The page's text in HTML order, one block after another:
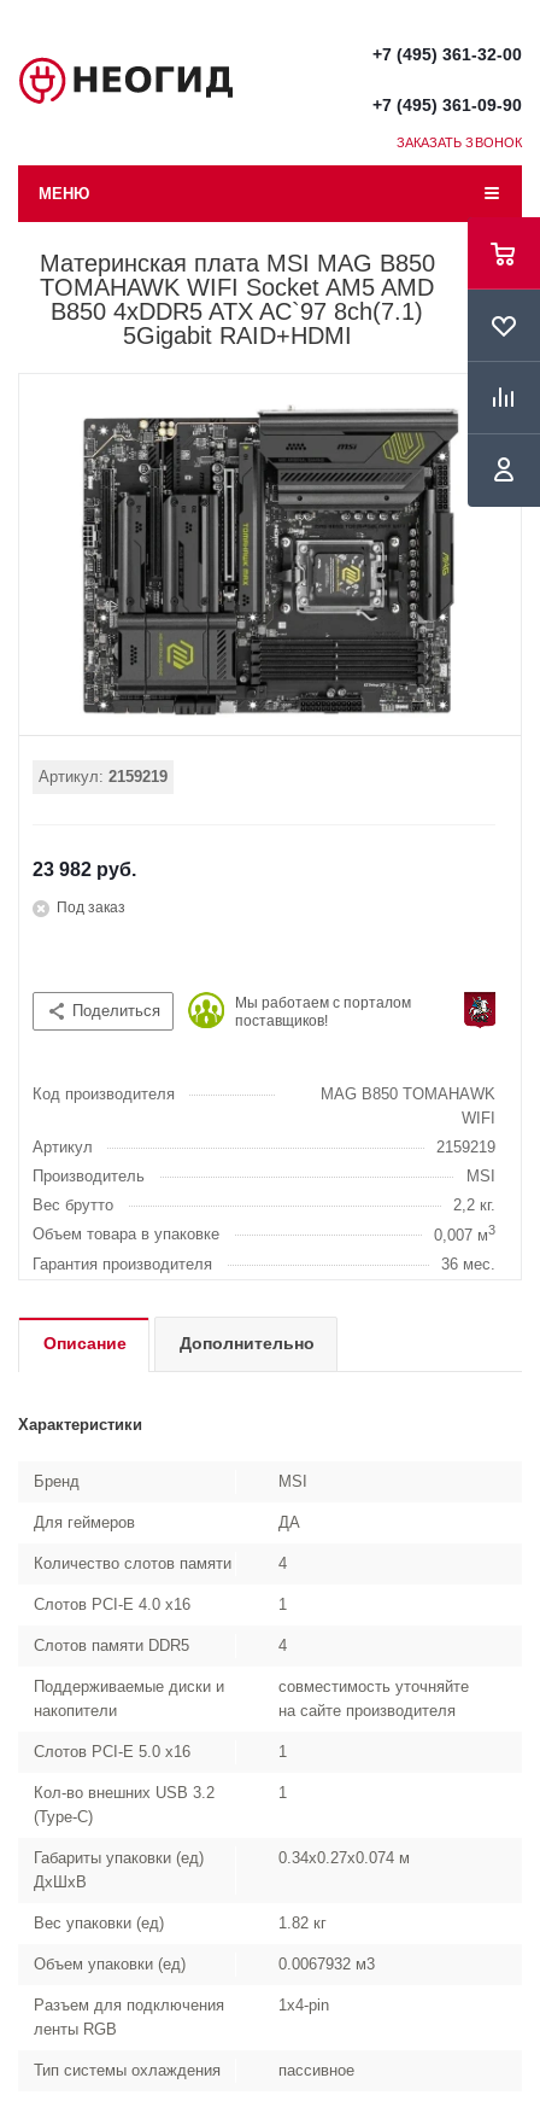
+7 (495) 361-32-00
+7 (495) 361-09-90
ЗАКАЗАТЬ ЗВОНОК
МЕНЮ
Материнская плата MSI MAG B850
TOMAHAWK WIFI Socket AM5 AMD
B850 4xDDR5 ATX AC`97 8ch(7.1)
5Gigabit RAID+HDMI
Артикул: 2159219
23 982 руб.
Под заказ
Поделиться
Мы работаем с порталом
поставщиков!
Код производителя
MAG B850 TOMAHAWK
WIFI
Артикул
2159219
Производитель
MSI
Вес брутто
2,2 кг.
Объем товара в упаковке
0,007 м3
Гарантия производителя 36 мес.
Описание Дополнительно
Характеристики
Бренд MSI
Для геймеров ДА
Количество слотов памяти 4
Слотов PCI-E 4.0 x16 1
Слотов памяти DDR5 4
Поддерживаемые диски и
накопители
совместимость уточняйте
на сайте производителя
Слотов PCI-E 5.0 x16 1
Кол-во внешних USB 3.2
(Type-C)
1
Габариты упаковки (ед)
ДхШхВ
0.34x0.27x0.074 м
Вес упаковки (ед) 1.82 кг
Объем упаковки (ед) 0.0067932 м3
Разъем для подключения
ленты RGB
1x4-pin
Тип системы охлаждения пассивное